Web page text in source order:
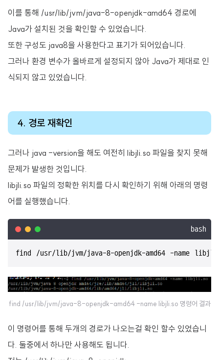
이를 통해 /usr/lib/jvm/java-8-openjdk-amd64 경로에
Java가 설치된 것을 확인할 수 있었습니다.
또한 구성도 java8을 사용한다고 표기가 되어있습니다.
그러나 환경 변수가 올바르게 설정되지 않아 Java가 제대로 인
식되지 않고 있었습니다.
4. 경로 재확인
그러나 java -version을 해도 여전히 libjli.so 파일을 찾지 못해
문제가 발생한 것입니다.
libjli.so 파일의 정확한 위치를 다시 확인하기 위해 아래의 명령
어를 실행했습니다.
bash
find /usr/lib/jvm/java-8-openjdk-amd64 -name
find /usr/lib/jvm/java-8-openjdk-amd64 -name libjli.so 명령어 결과
이 명령어를 통해 두개의 경로가 나오는걸 확인 할수 있었습니
다. 둘중에서 하나만 사용해도 됩니다.